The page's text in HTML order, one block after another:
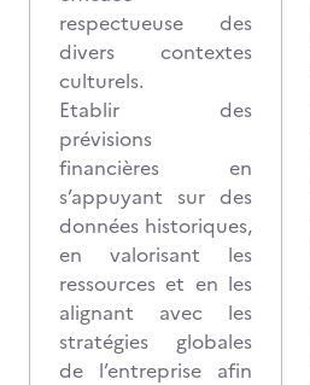
respectueuse des
divers contextes
culturels.
Etablir des
prévisions
financières en
s’appuyant sur des
données historiques,
en valorisant les
ressources et en les
alignant avec les
stratégies globales
de l’entreprise afin